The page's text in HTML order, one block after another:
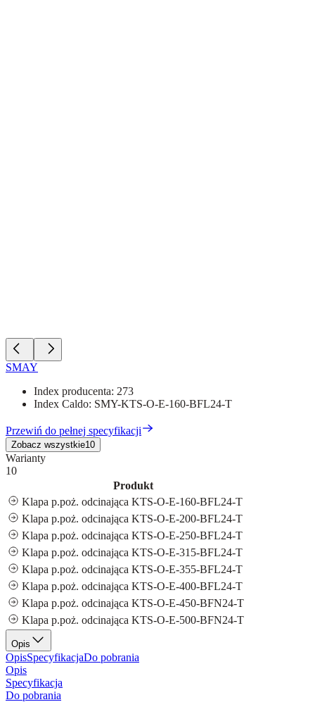
SMAY
Index producenta: 273
Index Caldo: SMY-KTS-O-E-160-BFL24-T
Przewiń do pełnej specyfikacji
Zobacz wszystkie10
Warianty
10
Produkt
Klapa p.poż. odcinająca KTS-O-E-160-BFL24-T
Klapa p.poż. odcinająca KTS-O-E-200-BFL24-T
Klapa p.poż. odcinająca KTS-O-E-250-BFL24-T
Klapa p.poż. odcinająca KTS-O-E-315-BFL24-T
Klapa p.poż. odcinająca KTS-O-E-355-BFL24-T
Klapa p.poż. odcinająca KTS-O-E-400-BFL24-T
Klapa p.poż. odcinająca KTS-O-E-450-BFN24-T
Klapa p.poż. odcinająca KTS-O-E-500-BFN24-T
Opis
OpisSpecyfikacjaDo pobrania
Opis
Specyfikacja
Do pobrania